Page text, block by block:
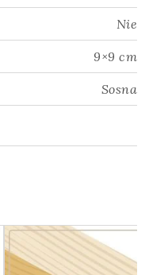
Nie
9×9 cm
Sosna